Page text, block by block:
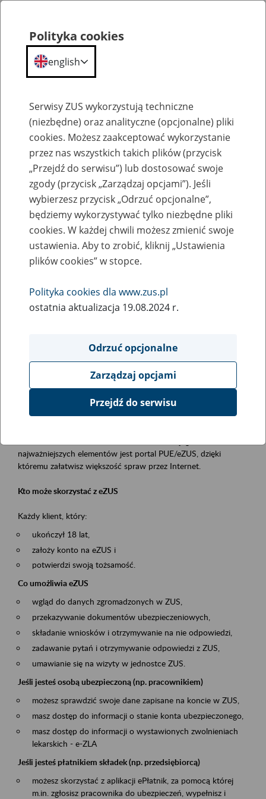
Szkolenia
Zaproś ZUS do siebie - zakładanie profili
eZUS w siedzibie Twojej firmy
Rodzaj wydarzenia
Szkolenia
obsługa klientów
Event description
Platforma Usług Elektronicznych ZUS eZUS
najważniejszych elementów jest portal PUE/eZUS, dzięki
któremu załatwisz większość spraw przez Internet.
Kto może skorzystać z eZUS
Każdy klient, który:
ukończył 18 lat,
założy konto na eZUS i
potwierdzi swoją tożsamość.
Co umożliwia eZUS
wgląd do danych zgromadzonych w ZUS,
przekazywanie dokumentów ubezpieczeniowych,
składanie wniosków i otrzymywanie na nie odpowiedzi,
zadawanie pytań i otrzymywanie odpowiedzi z ZUS,
umawianie się na wizyty w jednostce ZUS.
Jeśli jesteś osobą ubezpieczoną (np. pracownikiem)
możesz sprawdzić swoje dane zapisane na koncie w ZUS,
masz dostęp do informacji o stanie konta ubezpieczonego,
masz dostęp do informacji o wystawionych zwolnieniach
lekarskich - e-ZLA
Jeśli jesteś płatnikiem składek (np. przedsiębiorcą)
możesz skorzystać z aplikacji ePłatnik, za pomocą której
m.in. zgłosisz pracownika do ubezpieczeń, wypełnisz i
Polityka cookies
english
Serwisy ZUS wykorzystują techniczne
(niezbędne) oraz analityczne (opcjonalne) pliki
cookies. Możesz zaakceptować wykorzystanie
przez nas wszystkich takich plików (przycisk
„Przejdź do serwisu”) lub dostosować swoje
zgody (przycisk „Zarządzaj opcjami”). Jeśli
wybierzesz przycisk „Odrzuć opcjonalne”,
będziemy wykorzystywać tylko niezbędne pliki
cookies. W każdej chwili możesz zmienić swoje
ustawienia. Aby to zrobić, kliknij „Ustawienia
plików cookies” w stopce.
Polityka cookies dla www.zus.pl
ostatnia aktualizacja 19.08.2024 r.
Odrzuć opcjonalne
Zarządzaj opcjami
Przejdź do serwisu